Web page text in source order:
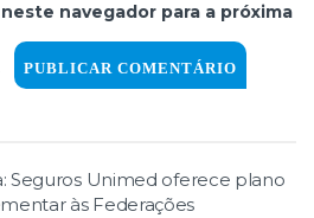
navegador para a próxima
Seguros Unimed oferece plano
às Federações